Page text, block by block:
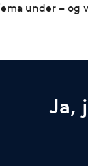
under –
Ja,